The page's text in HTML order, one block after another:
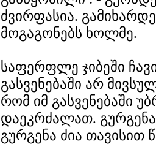
ძვირფასია.
მოგაგონებს ხოლმე.
საფერფლე ჯიბეში
გასვენებაში არ
რომ იმ გასვენებაში
დაეკრძალათ.
გურგენა ძია თავისით